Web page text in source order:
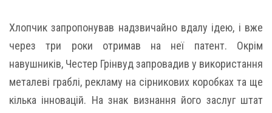
Хлопчик запропонував надзвичайно вдалу ідею, і вже
через три роки отримав на неї патент. Окрім
навушників, Честер Грінвуд запровадив у використання
металеві граблі, рекламу на сірникових коробках та ще
кілька інновацій. На знак визнання його заслуг штат